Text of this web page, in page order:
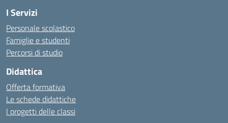
I Servizi
Personale scolastico
Famiglie e studenti
Percorsi di studio
Didattica
Offerta formativa
Le schede didattiche
I progetti delle classi